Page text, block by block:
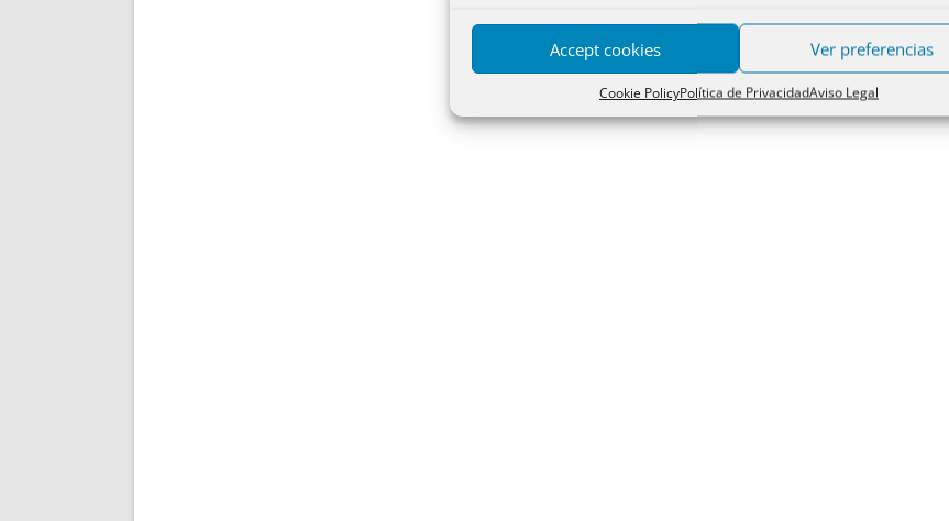
Accept cookies Ver preferencias
Cookie PolicyPolítica de PrivacidadAviso Legal